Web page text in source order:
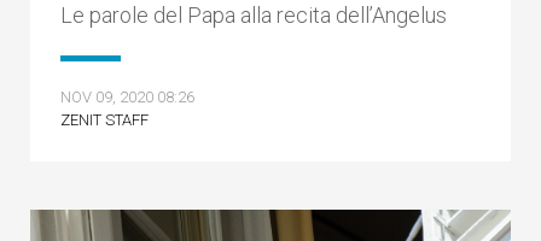
Le parole del Papa alla recita dell’Angelus
NOV 09, 2020 08:26
ZENIT STAFF